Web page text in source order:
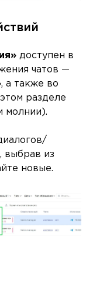
доступен в
чатов —
, а также во
разделе
молнии).
выбрав из
новые.